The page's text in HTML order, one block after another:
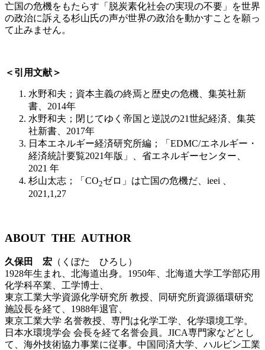
亡国の危機をもたらす「脱炭素化社会の実現の不要」を世界
の政治に訴える杉山氏の声が世界の政治を動かすことを願っ
て止みません。
＜引用文献＞
水野和夫；資本主義の終焉と歴史の危機、集英社新
書、2014年
水野和夫；閉じてゆく帝国と逆説の21世紀経済、集英
社新書、2017年
日本エネルギー経済研究所編；「EDMC/エネルギー・
経済統計要覧2021年版」、省エネルギーセンター、
2021 年
杉山太志；「CO2ゼロ」は亡国の危機だ、ieei 、
2021,1,27
ABOUT THE AUTHOR
久保田 宏 （くぼた ひろし）
1928年生まれ、北海道出身。1950年、北海道大学工学部応用
化学科卒業、工学博士、
東京工業大学資源化学研究所 教授、同研究所資源循環研究
施設長を経て、1988年退官、
東京工業大学 名誉教授、専門は化学工学、化学環境工学。
日本水環境学会 会長を経て名誉会員。JICA専門家などとし
て、海外技術協力事業に従事。中国同済大学、ハルビン工業